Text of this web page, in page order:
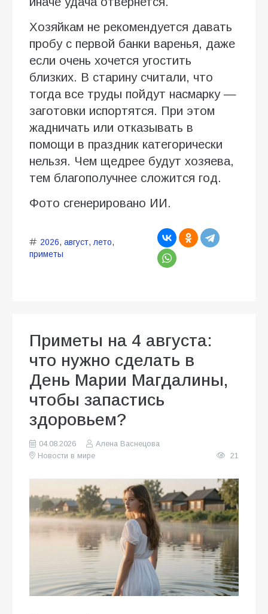
Хозяйкам не рекомендуется давать
пробу с первой банки варенья, даже
если очень хочется угостить
близких. В старину считали, что
тогда все труды пойдут насмарку —
заготовки испортятся. При этом
жадничать или отказывать в
помощи в праздник категорически
нельзя. Чем щедрее будут хозяева,
тем благополучнее сложится год.
Фото сгенерировано ИИ.
2026, август, лето,
приметы
Приметы на 4 августа:
что нужно сделать в
День Марии Магдалины,
чтобы запастись
здоровьем?
04.08.2026
Алена Васнецова
Новости в мире
21